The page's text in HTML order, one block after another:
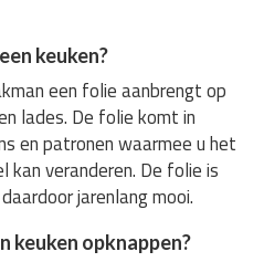
keuken?
een folie aanbrengt op
lades. De folie komt in
en patronen waarmee u het
kan veranderen. De folie is
jarenlang mooi.
keuken opknappen?